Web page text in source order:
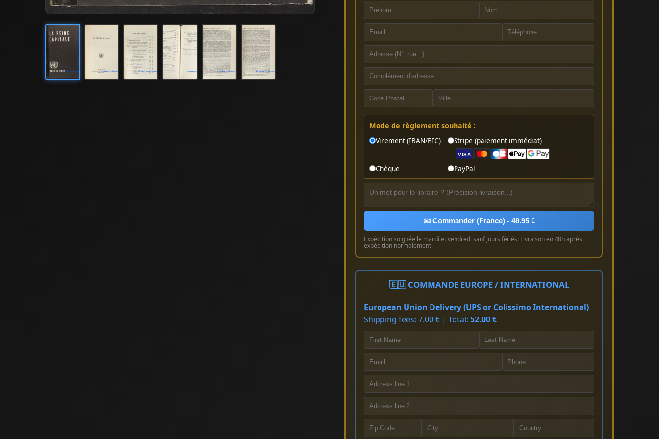
Mode de règlement souhaité :
Virement (IBAN/BIC)
Stripe (paiement immédiat)
VISA
Chèque PayPal
📧 Commander (France) - 48.95 €
Expédition soignée le mardi et vendredi sauf jours fériés. Livraison en 48h après
expédition normalement
🇪🇺 COMMANDE EUROPE / INTERNATIONAL
European Union Delivery (UPS or Colissimo International)
Shipping fees: 7.00 € | Total: 52.00 €